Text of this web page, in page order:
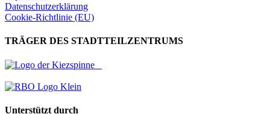
Datenschutzerklärung
Cookie-Richtlinie (EU)
TRÄGER DES STADTTEILZENTRUMS
Unterstützt durch